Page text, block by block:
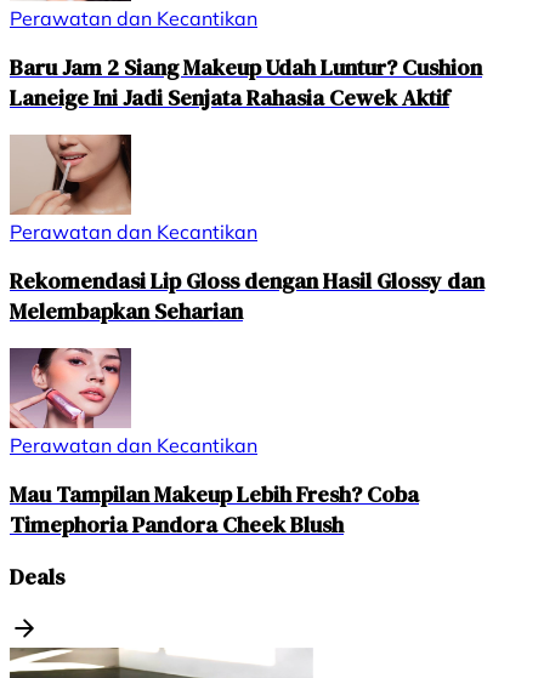
Perawatan dan Kecantikan
Baru Jam 2 Siang Makeup Udah Luntur? Cushion
Laneige Ini Jadi Senjata Rahasia Cewek Aktif
Perawatan dan Kecantikan
Rekomendasi Lip Gloss dengan Hasil Glossy dan
Melembapkan Seharian
Perawatan dan Kecantikan
Mau Tampilan Makeup Lebih Fresh? Coba
Timephoria Pandora Cheek Blush
Deals